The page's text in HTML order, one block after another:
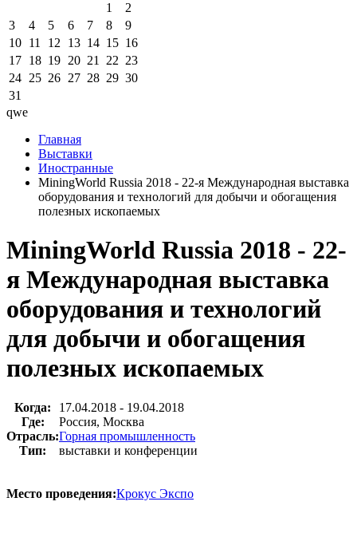
1
2
3
4 5 6 7 8
9
10 11 12 13 14 15 16
17 18 19 20 21 22 23
24 25 26 27 28 29 30
31
qwe
Главная
Выставки
Иностранные
MiningWorld Russia 2018 - 22-я Международная выставка
оборудования и технологий для добычи и обогащения
полезных ископаемых
MiningWorld Russia 2018 - 22-
я Международная выставка
оборудования и технологий
для добычи и обогащения
полезных ископаемых
Когда:
17.04.2018 - 19.04.2018
Где:
Россия, Москва
Отрасль:Горная промышленность
Тип:
выставки и конференции
Место проведения:Крокус Экспо